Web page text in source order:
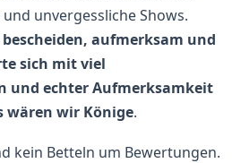
unvergessliche Shows.
aufmerksam und
sich mit viel
und echter Aufmerksamkeit
wären wir Könige.
kein Betteln um Bewertungen.